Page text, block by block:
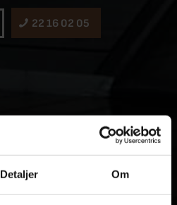
Detaljer Om
22 16 02 05